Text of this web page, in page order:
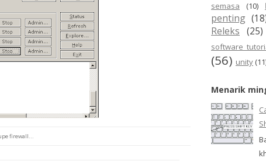
firewall...
semasa
(10)
penting
Releks (25)
(56) unity
Menarik